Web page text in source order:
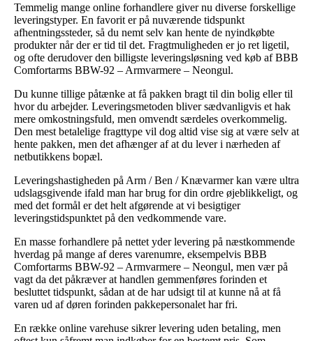
Temmelig mange online forhandlere giver nu diverse forskellige
leveringstyper. En favorit er på nuværende tidspunkt
afhentningssteder, så du nemt selv kan hente de nyindkøbte
produkter når der er tid til det. Fragtmuligheden er jo ret ligetil,
og ofte derudover den billigste leveringsløsning ved køb af BBB
Comfortarms BBW-92 – Armvarmere – Neongul.
Du kunne tillige påtænke at få pakken bragt til din bolig eller til
hvor du arbejder. Leveringsmetoden bliver sædvanligvis et hak
mere omkostningsfuld, men omvendt særdeles overkommelig.
Den mest betalelige fragttype vil dog altid vise sig at være selv at
hente pakken, men det afhænger af at du lever i nærheden af
netbutikkens bopæl.
Leveringshastigheden på Arm / Ben / Knævarmer kan være ultra
udslagsgivende ifald man har brug for din ordre øjeblikkeligt, og
med det formål er det helt afgørende at vi besigtiger
leveringstidspunktet på den vedkommende vare.
En masse forhandlere på nettet yder levering på næstkommende
hverdag på mange af deres varenumre, eksempelvis BBB
Comfortarms BBW-92 – Armvarmere – Neongul, men vær på
vagt da det påkræver at handlen gemmenføres forinden et
besluttet tidspunkt, sådan at de har udsigt til at kunne nå at få
varen ud af døren forinden pakkepersonalet har fri.
En række online varehuse sikrer levering uden betaling, men